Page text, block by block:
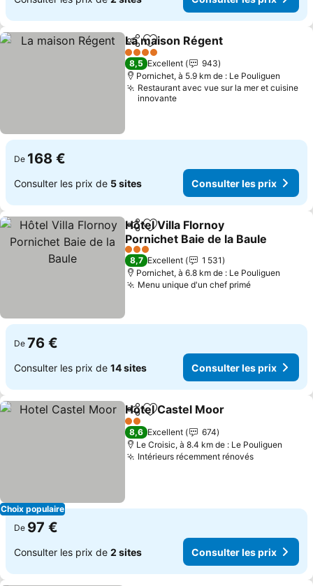
PartagerAjouter à mes favoris
La maison Régent
4 Étoiles
8,5 Excellent
943
Pornichet, à 5.9 km de : Le Pouliguen
Restaurant avec vue sur la mer et cuisine
innovante
De 168 €
Consulter les prix de 5 sites Consulter les prix
PartagerAjouter à mes favoris
Hôtel Villa Flornoy
Pornichet Baie de la Baule
3 Étoiles
8,7 Excellent
1 531
Pornichet, à 6.8 km de : Le Pouliguen
Menu unique d'un chef primé
De 76 €
Consulter les prix de 14 sites Consulter les prix
Choix populaire
PartagerAjouter à mes favoris
Hotel Castel Moor
2 Étoiles
8,6 Excellent
674
Le Croisic, à 8.4 km de : Le Pouliguen
Intérieurs récemment rénovés
De 97 €
Consulter les prix de 2 sites Consulter les prix